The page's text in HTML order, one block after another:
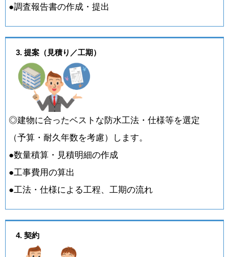
●調査報告書の作成・提出
3. 提案（見積り／工期）
◎建物に合ったベストな防水工法・仕様等を選定
（予算・耐久年数を考慮）します。
●数量積算・見積明細の作成
●工事費用の算出
●工法・仕様による工程、工期の流れ
4. 契約